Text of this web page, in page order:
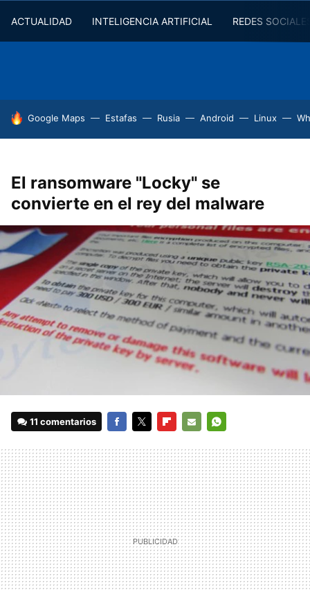
ACTUALIDAD INTELIGENCIA ARTIFICIAL REDES
HOY SE HABLA DE
Google Maps Estafas Rusia Android Linux
El ransomware "Locky" se
convierte en el rey del malware
11 comentarios
MAIL